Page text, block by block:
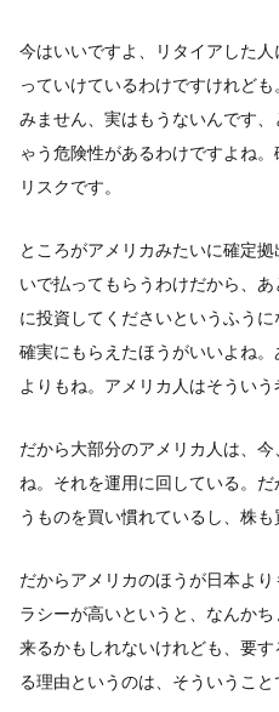
今はいいですよ、リタイアした
っていけているわけですけれど
みません、実はもうないんです
ゃう危険性があるわけですよね
リスクです。
ところがアメリカみたいに確定
いで払ってもらうわけだから、
に投資してくださいというふうに
確実にもらえたほうがいいよね
よりもね。アメリカ人はそういう
だから大部分のアメリカ人は、
ね。それを運用に回している。
うものを買い慣れているし、株も
だからアメリカのほうが日本よ
ラシーが高いというと、なんか
来るかもしれないけれども、要
る理由というのは、そういうこと